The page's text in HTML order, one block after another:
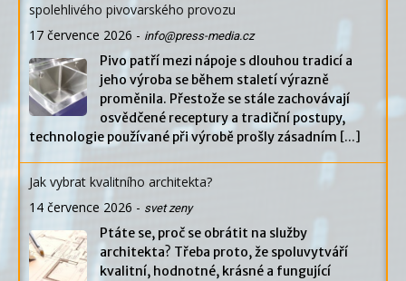
spolehlivého pivovarského provozu
17 července 2026 - info@press-media.cz
Pivo patří mezi nápoje s dlouhou tradicí a
jeho výroba se během staletí výrazně
proměnila. Přestože se stále zachovávají
osvědčené receptury a tradiční postupy,
technologie používané při výrobě prošly zásadním [...]
Jak vybrat kvalitního architekta?
14 července 2026 - svet zeny
Ptáte se, proč se obrátit na služby
architekta? Třeba proto, že spoluvytváří
kvalitní, hodnotné, krásné a fungující